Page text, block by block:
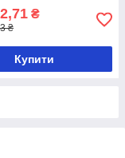
₴
₴
Купити